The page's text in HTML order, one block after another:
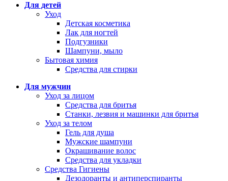
Для детей
Уход
Детская косметика
Лак для ногтей
Подгузники
Шампуни, мыло
Бытовая химия
Средства для стирки
Для мужчин
Уход за лицом
Средства для бритья
Станки, лезвия и машинки для бритья
Уход за телом
Гель для душа
Мужские шампуни
Окрашивание волос
Средства для укладки
Средства Гигиены
Дезодоранты и антиперспиранты